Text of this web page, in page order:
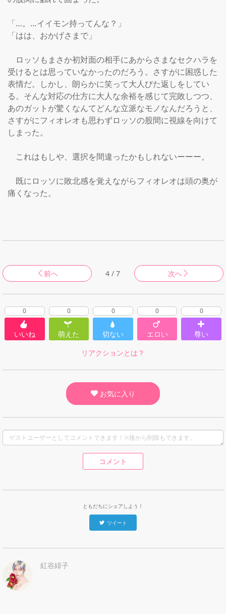
「…。…イイモン持ってんな？」
「はは、おかげさまで」
ロッソもまさか初対面の相手にあからさまなセクハラを
受けるとは思っていなかったのだろう。さすがに困惑した
表情だ。しかし、朗らかに笑って大人びた返しをしてい
る。そんな対応の仕方に大人な余裕を感じて完敗しつつ、
あのガットが驚くなんてどんな立派なモノなんだろうと、
さすがにフィオレオも思わずロッソの股間に視線を向けて
しまった。
これはもしや、選択を間違ったかもしれないーーー。
既にロッソに敗北感を覚えながらフィオレオは頭の奥が
痛くなった。
前へ 4 / 7 次へ
0
いいね
0
萌えた
0
切ない
0
エロい
0
尊い
リアクションとは？
お気に入り
コメント
ともだちにシェアしよう！
ツイート
紅谷緋子